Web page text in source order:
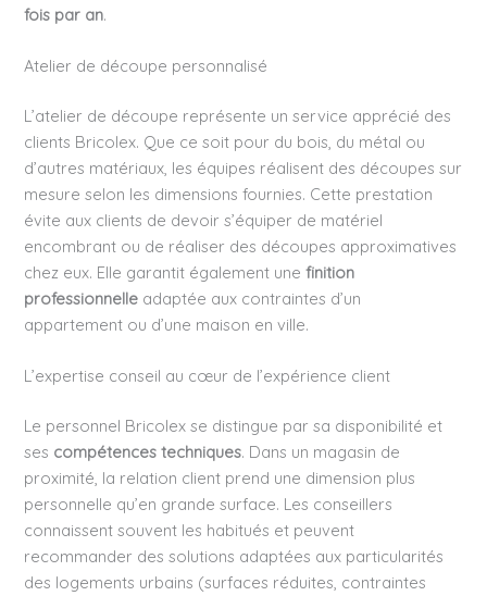
fois par an.
Atelier de découpe personnalisé
L’atelier de découpe représente un service apprécié des
clients Bricolex. Que ce soit pour du bois, du métal ou
d’autres matériaux, les équipes réalisent des découpes sur
mesure selon les dimensions fournies. Cette prestation
évite aux clients de devoir s’équiper de matériel
encombrant ou de réaliser des découpes approximatives
chez eux. Elle garantit également unefinition
professionnelle adaptée aux contraintes d’un
appartement ou d’une maison en ville.
L’expertise conseil au cœur de l’expérience client
Le personnel Bricolex se distingue par sa disponibilité et
ses compétences techniques. Dans un magasin de
proximité, la relation client prend une dimension plus
personnelle qu’en grande surface. Les conseillers
connaissent souvent les habitués et peuvent
recommander des solutions adaptées aux particularités
des logements urbains (surfaces réduites, contraintes